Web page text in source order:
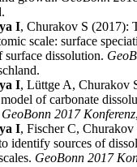
I, Churakov S (2017):
scale: surface
dissolution.
I, Lüttge A, Churakov
of carbonate
GeoBonn 2017 Konferenz
I, Fischer C, Churakov
identify sources of
GeoBonn 2017